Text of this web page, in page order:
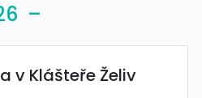
–
v Klášteře Želiv